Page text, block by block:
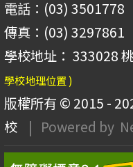
電話：(03) 3501778
傳真：(03) 3297861
學校地址： 333028
學校地理位置 )
版權所有 © 2015 -
校
| Powered by